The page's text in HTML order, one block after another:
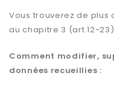
Vous trouverez de plus
au chapitre 3 (art 12-23)
Comment modifier,
données recueillies :